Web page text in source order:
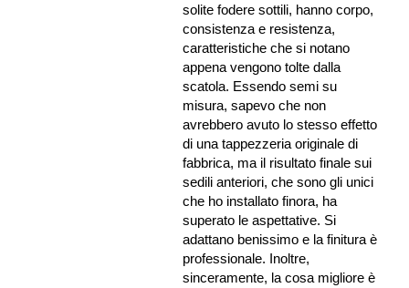
solite fodere sottili, hanno corpo,
consistenza e resistenza,
caratteristiche che si notano
appena vengono tolte dalla
scatola. Essendo semi su
misura, sapevo che non
avrebbero avuto lo stesso effetto
di una tappezzeria originale di
fabbrica, ma il risultato finale sui
sedili anteriori, che sono gli unici
che ho installato finora, ha
superato le aspettative. Si
adattano benissimo e la finitura è
professionale. Inoltre,
sinceramente, la cosa migliore è